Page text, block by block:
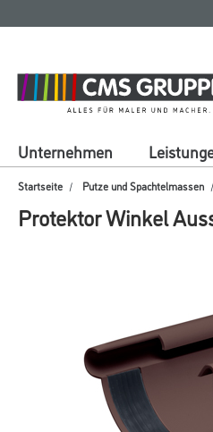
springen
springen
Unternehmen
Startseite Putze und Spachtelmassen
Protektor Winkel